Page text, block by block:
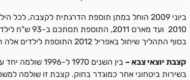
בסוף התהליך שיחול באפריל 2012 התוספת לילדים אלה תהיה 100 ש"ח.
קצבת יוצאי צבא –
בין השנים
בשירות ביטחוני אחר כמוגדר בחוק. קצבת זו שולמה